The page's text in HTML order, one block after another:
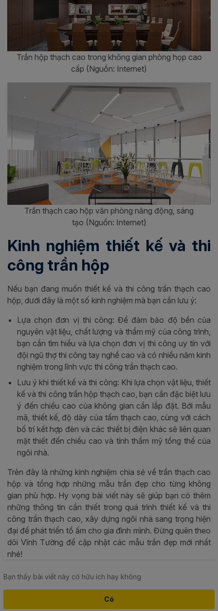
Trần hộp thạch cao trong không gian phòng họp cao
cấp (Nguồn: Internet)
Trần thạch cao hộp văn phòng năng động, sáng
tạo (Nguồn: Internet)
Kinh nghiệm thiết kế và thi
công trần hộp
Nếu bạn đang muốn thiết kế và thi công trần thạch cao
hộp, dưới đây là một số kinh nghiệm mà bạn cần lưu ý:
Lựa chọn đơn vị thi công: Để đảm bảo độ bền của
nguyên vật liệu, chất lượng và thẩm mỹ của công trình,
bạn cần tìm hiểu và lựa chọn đơn vị thi công uy tín với
đội ngũ thợ thi công tay nghề cao và có nhiều năm kinh
nghiệm trong lĩnh vực thi công trần thạch cao.
Lưu ý khi thiết kế và thi công: Khi lựa chọn vật liệu, thiết
kế và thi công trần hộp thạch cao, bạn cần đặc biệt lưu
ý đến chiều cao của không gian cần lắp đặt. Bởi mẫu
mã, thiết kế, độ dày của tấm thạch cao, cùng với cách
bố trí kết hợp đèn và các thiết bị điện khác sẽ liên quan
mật thiết đến chiều cao và tính thẩm mỹ tổng thể của
ngôi nhà.
Trên đây là những kinh nghiệm chia sẻ về trần thạch cao
hộp và tổng hợp những mẫu trần đẹp cho từng không
gian phù hợp. Hy vọng bài viết này sẽ giúp bạn có thêm
những thông tin cần thiết trong quá trình thiết kế và thi
công trần thạch cao, xây dựng ngôi nhà sang trọng hiện
đại để phát triển tổ ấm cho gia đình mình. Đừng quên theo
dõi Vĩnh Tường để cập nhật các mẫu trần đẹp mới nhất
nhé!
Bạn thấy bài viết này có hữu ích hay không
Có